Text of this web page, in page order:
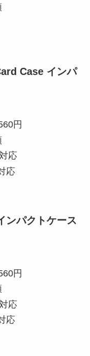
Case インパ
円
応
応
ンパクトケース
円
応
応